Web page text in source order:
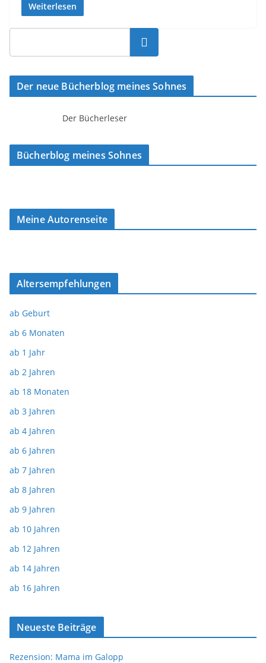
Weiterlesen
Suchen
Der neue Bücherblog meines Sohnes
Der Bücherleser
Bücherblog meines Sohnes
Meine Autorenseite
Altersempfehlungen
ab Geburt
ab 6 Monaten
ab 1 Jahr
ab 2 Jahren
ab 18 Monaten
ab 3 Jahren
ab 4 Jahren
ab 6 Jahren
ab 7 Jahren
ab 8 Jahren
ab 9 Jahren
ab 10 Jahren
ab 12 Jahren
ab 14 Jahren
ab 16 Jahren
Neueste Beiträge
Rezension: Mama im Galopp